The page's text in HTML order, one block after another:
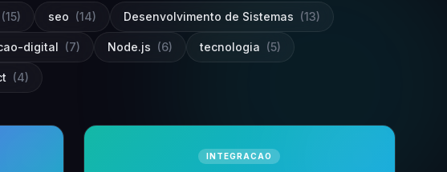
(15) seo (14) Desenvolvimento de Sistemas (13)
digital (7) Node.js (6) tecnologia (5)
(4)
INTEGRACAO